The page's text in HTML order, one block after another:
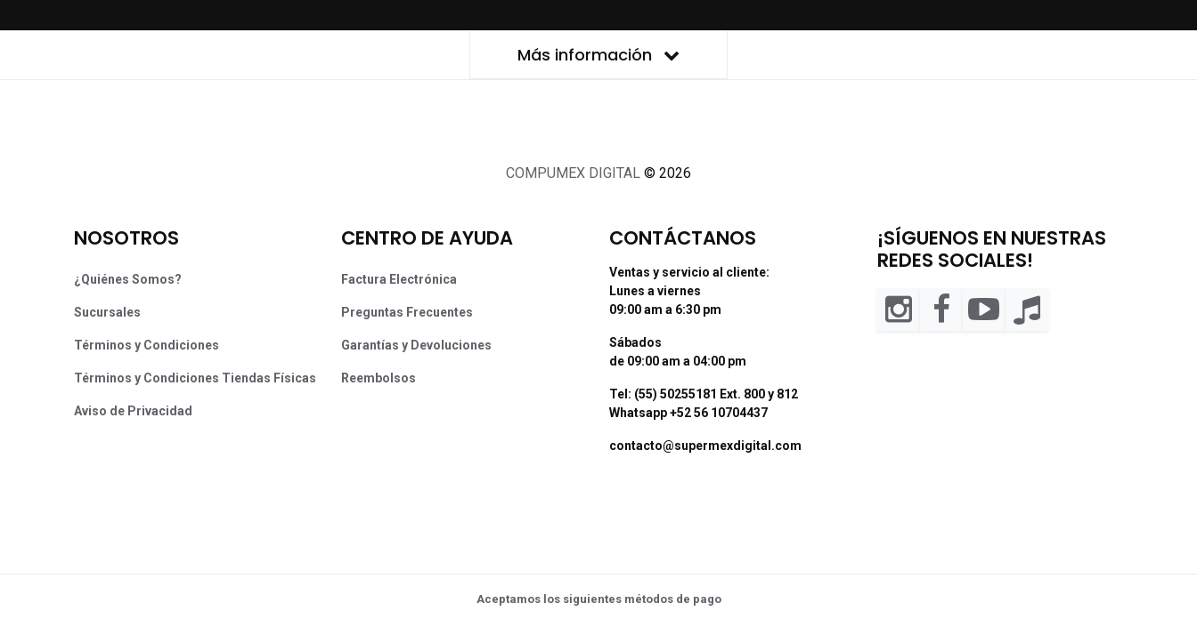
Más información
COMPUMEX DIGITAL © 2026
NOSOTROS
¿Quiénes Somos?
Sucursales
Términos y Condiciones
Términos y Condiciones Tiendas Físicas
Aviso de Privacidad
CENTRO DE AYUDA
Factura Electrónica
Preguntas Frecuentes
Garantías y Devoluciones
Reembolsos
CONTÁCTANOS
Ventas y servicio al cliente:
Lunes a viernes
09:00 am a 6:30 pm
Sábados
de 09:00 am a 04:00 pm
Tel: (55) 50255181 Ext. 800 y 812
Whatsapp +52 56 10704437
contacto@supermexdigital.com
¡SÍGUENOS EN NUESTRAS
REDES SOCIALES!
Aceptamos los siguientes métodos de pago